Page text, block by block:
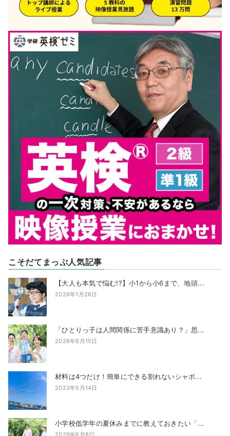
こそだてまっぷ人気記事
【大人も本気で悩む!?】小1から小6まで、地頭...
2026年1月26日
「ひとりっ子は人間関係に苦手意識あり？」思...
2026年6月15日
材料は4つだけ！簡単にできる割れないシャボ...
2023年5月14日
小学校低学年の夏休みまでに教えておきたい「...
2026年6月8日